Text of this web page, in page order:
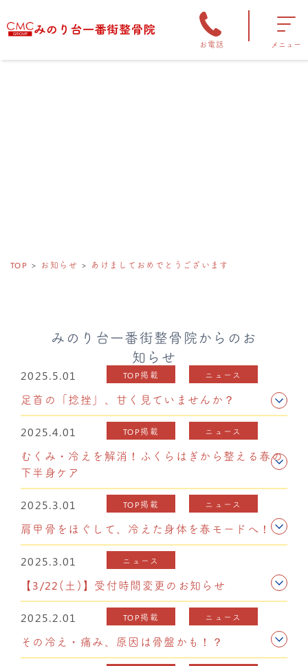
お電話 メニュー
TOP お知らせ あけましておめでとうございます
みのり台一番街整骨院からのお
知らせ
2025.5.01 TOP掲載 ニュース
足首の「捻挫」、甘く見ていませんか？
2025.4.01 TOP掲載 ニュース
むくみ・冷えを解消！ふくらはぎから整える春の
下半身ケア
2025.3.01 TOP掲載 ニュース
肩甲骨をほぐして、冷えた身体を春モードへ！
2025.3.01 ニュース
【3/22(土)】受付時間変更のお知らせ
2025.2.01 TOP掲載 ニュース
その冷え・痛み、原因は骨盤かも！？